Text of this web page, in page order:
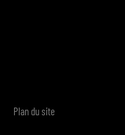
Plan du site